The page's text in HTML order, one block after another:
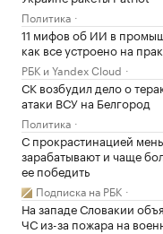
Политика
11 мифов об ИИ в
как все устроено на
РБК и Yandex Cloud
СК возбудил дело о
атаки ВСУ на Белгород
Политика
С прокрастинацией
зарабатывают и чаще
ее победить
Подписка на РБК
На западе Словакии
ЧС из-за пожара на